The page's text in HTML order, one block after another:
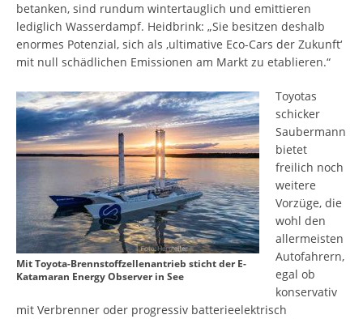
betanken, sind rundum wintertauglich und emittieren
lediglich Wasserdampf. Heidbrink: „Sie besitzen deshalb
enormes Potenzial, sich als ,ultimative Eco-Cars der Zukunft‘
mit null schädlichen Emissionen am Markt zu etablieren.“
Mit Toyota-Brennstoffzellenantrieb sticht der E-
Katamaran Energy Observer in See
Toyotas
schicker
Saubermann
bietet
freilich noch
weitere
Vorzüge, die
wohl den
allermeisten
Autofahrern,
egal ob
konservativ
mit Verbrenner oder progressiv batterieelektrisch